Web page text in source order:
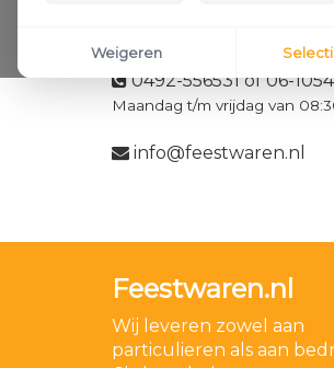
0492-556531 of 06-
Maandag t/m vrijdag van
info@feestwaren.nl
Feestwaren.nl
Wij leveren zowel aan
particulieren als aan
Weigeren